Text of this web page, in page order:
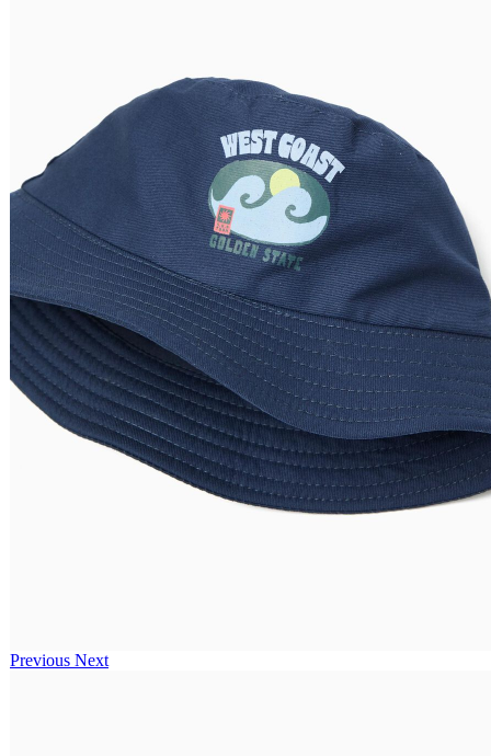
Previous Next